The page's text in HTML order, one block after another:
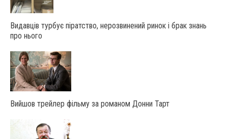
Видавців турбує піратство, нерозвинений ринок і брак знань
про нього
Вийшов трейлер фільму за романом Донни Тарт